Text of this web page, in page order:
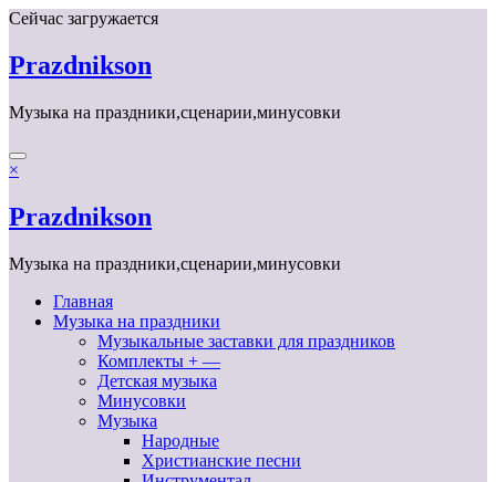
Перейти
содержимому
Сейчас загружается
Prazdnikson
Музыка на праздники,сценарии,минусовки
×
Prazdnikson
Музыка на праздники,сценарии,минусовки
Главная
Музыка на праздники
Музыкальные заставки для праздников
Комплекты + —
Детская музыка
Минусовки
Музыка
Народные
Христианские песни